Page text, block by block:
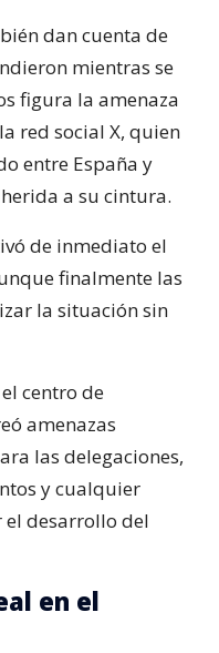
dan cuenta de
mientras se
figura la amenaza
red social X, quien
entre España y
a su cintura.
de inmediato el
finalmente las
la situación sin
centro de
amenazas
las delegaciones,
y cualquier
desarrollo del
en el